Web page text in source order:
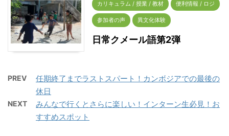
カリキュラム / 授業 / 教材 便利情報 / ロジ
参加者の声 異文化体験
日常クメール語第2弾
PREV
任期終了までラストスパート！カンボジアでの最後の
休日
NEXT
みんなで行くとさらに楽しい！インターン生必見！お
すすめスポット